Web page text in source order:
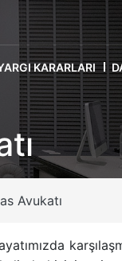
KARARLARI
Avukatı